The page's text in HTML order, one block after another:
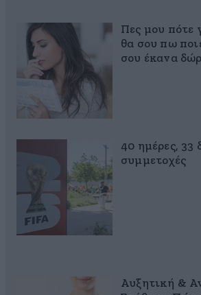
Πες μου πότε
θα σου πω
σου έκανα
40 ημέρες, 33
συμμετοχές
Αυξητική &